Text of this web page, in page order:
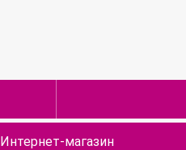
Интернет-магазин